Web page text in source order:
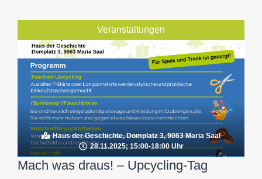
Veranstaltungen
Haus der Geschichte, Domplatz 3, 9063 Maria Saal
28.11.2025; 15:00-18:00 Uhr
Mach was draus! – Upcycling-Tag